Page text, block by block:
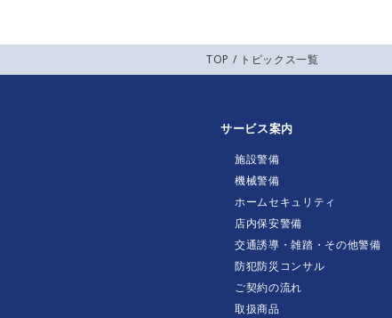
TOP / トピックス一覧
サービス案内
施設警備
機械警備
ホームセキュリティ
店内保安警備
交通誘導・雑踏・その他警備
防犯防災コンサル
ご契約の流れ
取扱商品